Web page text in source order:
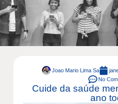
Joao Mario Lima Sa
No
Cuide da saúde
ano